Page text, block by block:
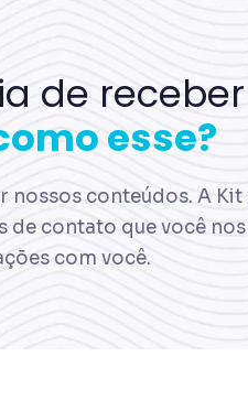
de
esse?
nossos conteúdos. A Kit
de contato que você
com você.